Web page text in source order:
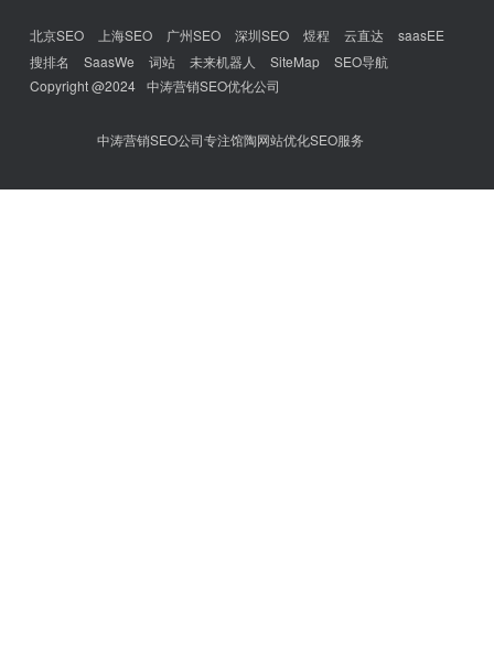
北京SEO 上海SEO 广州SEO 深圳SEO 煜程 云直达
saasEE
搜排名
SaasWe 词站 未来机器人 SiteMap
SEO导航
Copyright @2024 中涛营销SEO优化公司
中涛营销SEO公司专注馆陶网站优化SEO服务